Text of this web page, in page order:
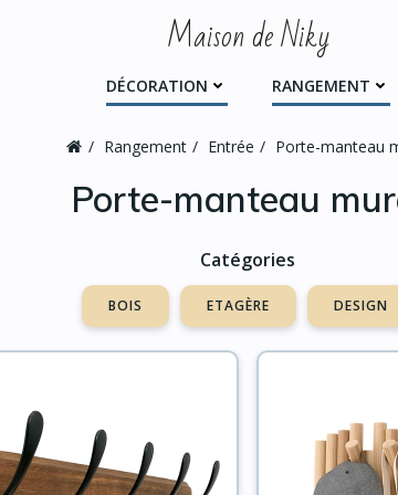
Maison de Niky
DÉCORATION RANGEMENT
Rangement Entrée Porte-manteau
Porte-manteau
Catégories
BOIS ETAGÈRE DESIGN